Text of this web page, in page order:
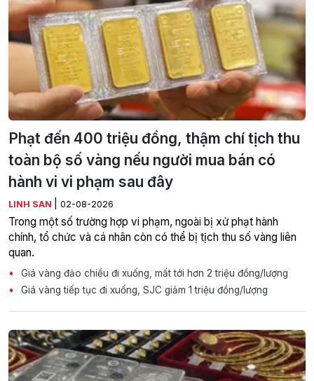
Phạt đến 400 triệu đồng, thậm chí tịch thu
toàn bộ số vàng nếu người mua bán có
hành vi vi phạm sau đây
LINH SAN 02-08-2026
Trong một số trường hợp vi phạm, ngoài bị xử phạt hành
chính, tổ chức và cá nhân còn có thể bị tịch thu số vàng liên
quan.
Giá vàng đảo chiều đi xuống, mất tới hơn 2 triệu đồng/lượng
Giá vàng tiếp tục đi xuống, SJC giảm 1 triệu đồng/lượng